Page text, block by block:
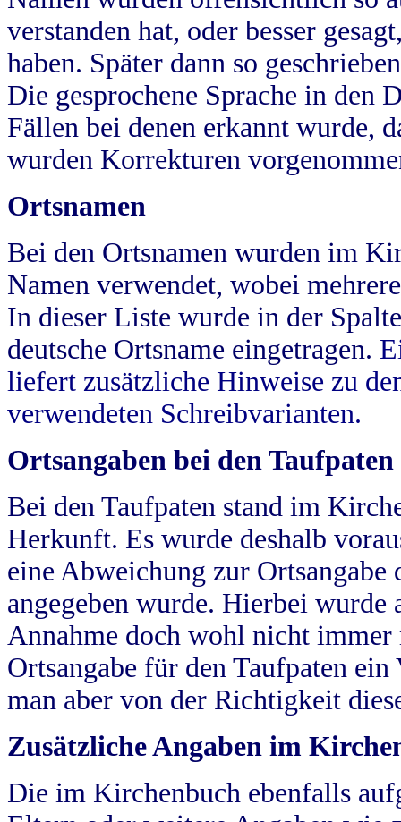
verstanden hat, oder besser
haben. Später dann so
Die gesprochene Sprache in
Fällen bei denen erkannt wurde,
wurden Korrekturen
Ortsnamen
Bei den Ortsnamen wurden im
Namen verwendet, wobei
In dieser Liste wurde in der
deutsche Ortsname eingetragen.
liefert zusätzliche Hinweise zu
verwendeten Schreibvarianten.
Ortsangaben bei den Taufpaten
Bei den Taufpaten stand im
Herkunft. Es wurde deshalb
eine Abweichung zur
angegeben wurde. Hierbei wurde
Annahme doch wohl nicht
Ortsangabe für den Taufpaten
man aber von der Richtigkeit
Zusätzliche Angaben im
Die im Kirchenbuch ebenfalls